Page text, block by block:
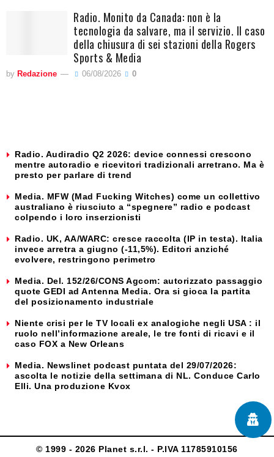
Radio. Monito da Canada: non è la
tecnologia da salvare, ma il servizio. Il caso
della chiusura di sei stazioni della Rogers
Sports & Media
by Redazione 06/08/2026 0
Radio. Audiradio Q2 2026: device connessi crescono
mentre autoradio e ricevitori tradizionali arretrano. Ma è
presto per parlare di trend
Media. MFW (Mad Fucking Witches) come un collettivo
australiano è riusciuto a “spegnere” radio e podcast
colpendo i loro inserzionisti
Radio. UK, AA/WARC: cresce raccolta (IP in testa). Italia
invece arretra a giugno (-11,5%). Editori anziché
evolvere, restringono perimetro
Media. Del. 152/26/CONS Agcom: autorizzato passaggio
quote GEDI ad Antenna Media. Ora si gioca la partita
del posizionamento industriale
Niente crisi per le TV locali ex analogiche negli USA : il
ruolo nell’informazione areale, le tre fonti di ricavi e il
caso FOX a New Orleans
Media. Newslinet podcast puntata del 29/07/2026:
ascolta le notizie della settimana di NL. Conduce Carlo
Elli. Una produzione Kvox
© 1999 - 2026 Planet s.r.l. - P.IVA 11785910156